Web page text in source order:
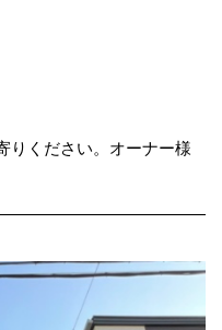
りください。オーナー様